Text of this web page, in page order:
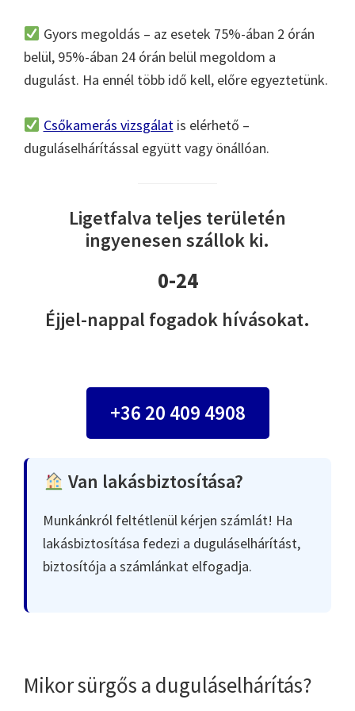
Gyors megoldás – az esetek 75%-ában 2 órán
belül, 95%-ában 24 órán belül megoldom a
dugulást. Ha ennél több idő kell, előre egyeztetünk.
Csőkamerás vizsgálatis elérhető –
duguláselhárítással együtt vagy önállóan.
Ligetfalva teljes területén
ingyenesen szállok ki.
0-24
Éjjel-nappal fogadok hívásokat.
+36 20 409 4908
Van lakásbiztosítása?
Munkánkról feltétlenül kérjen számlát! Ha
lakásbiztosítása fedezi a duguláselhárítást,
biztosítója a számlánkat elfogadja.
Mikor sürgős a duguláselhárítás?